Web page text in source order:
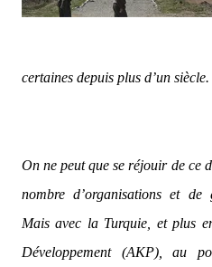
certaines depuis plus d’un siècle.
On ne peut que se réjouir de ce
nombre d’organisations et de
Mais avec la Turquie, et plus
Développement (AKP), au